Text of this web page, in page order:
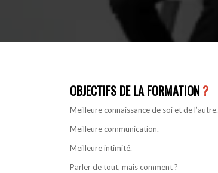
OBJECTIFS DE LA FORMATION ?
Meilleure connaissance de soi et de l’autre.
Meilleure communication.
Meilleure intimité.
Parler de tout, mais comment ?